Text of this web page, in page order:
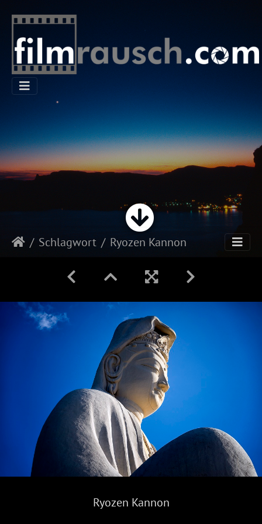
Schlagwort Ryozen Kannon
Ryozen Kannon